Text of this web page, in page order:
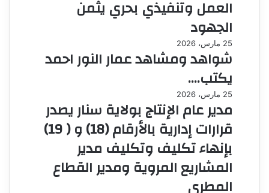
العمل وتنفيذي بحري يثمن
الجهود
25 مارس، 2026
شواهد ومشاهد عمار النور احمد
يكتب….
25 مارس، 2026
مدير عام الإنتاج بولاية سنار يصدر
قرارات إدارية بالأرقام (18) و ( 19)
بإنهاء تكليف وتكليف مدير
المشاريع المروية ومدير القطاع
المطري